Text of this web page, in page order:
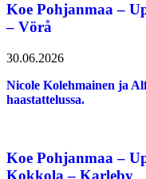
Koe Pohjanmaa –
– Vörå
30.06.2026
Nicole Kolehmainen ja
haastattelussa.
Koe Pohjanmaa –
Kokkola – Karleby